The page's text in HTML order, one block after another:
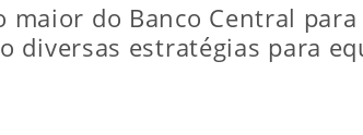
maior do Banco Central
diversas estratégias para